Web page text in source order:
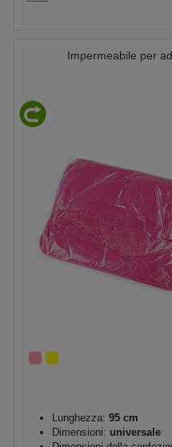
Impermeabile per
Lunghezza: 95 cm
Dimensioni: universale